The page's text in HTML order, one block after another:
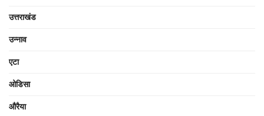
उत्तराखंड
उन्नाव
एटा
ओडिसा
औरैया